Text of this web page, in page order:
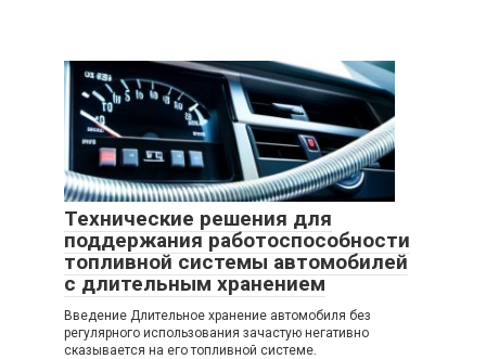
Технические решения для
поддержания работоспособности
топливной системы автомобилей
с длительным хранением
Введение Длительное хранение автомобиля без
регулярного использования зачастую негативно
сказывается на его топливной системе.